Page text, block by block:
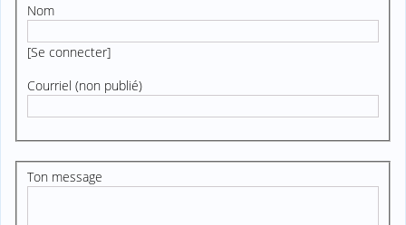
Nom
[Se connecter]
Courriel (non publié)
Ton message